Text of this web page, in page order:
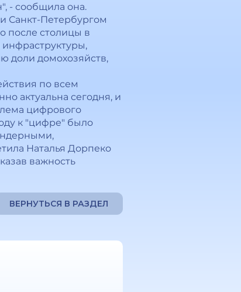
- сообщила она.
Санкт-Петербургом
после столицы в
инфраструктуры,
доли домохозяйств,
по всем
актуальна сегодня, и
цифрового
к "цифре" было
Наталья Дорпеко
важность
ВЕРНУТЬСЯ В РАЗДЕЛ